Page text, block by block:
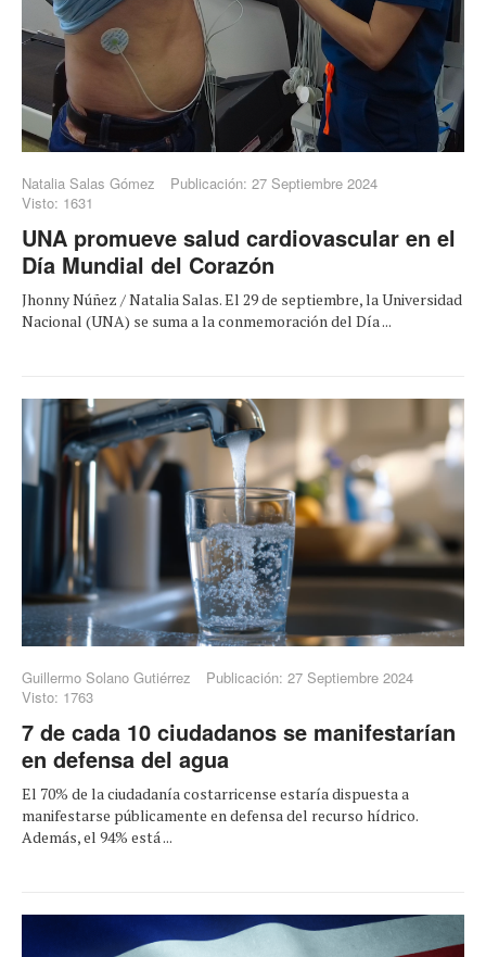
Natalia Salas Gómez
Publicación: 27 Septiembre 2024
Visto: 1631
UNA promueve salud cardiovascular en el
Día Mundial del Corazón
Jhonny Núñez / Natalia Salas. El 29 de septiembre, la Universidad
Nacional (UNA) se suma a la conmemoración del Día ...
Guillermo Solano Gutiérrez
Publicación: 27 Septiembre 2024
Visto: 1763
7 de cada 10 ciudadanos se manifestarían
en defensa del agua
El 70% de la ciudadanía costarricense estaría dispuesta a
manifestarse públicamente en defensa del recurso hídrico.
Además, el 94% está ...